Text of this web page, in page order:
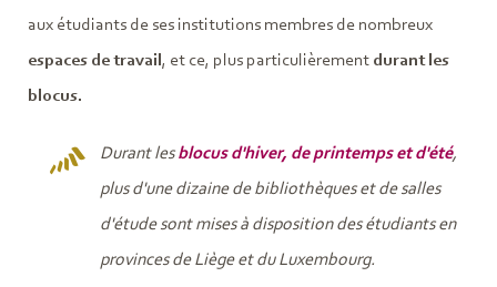
aux étudiants de ses institutions membres de nombreux
espaces de travail , et ce, plus particulièrement durant les
blocus.
Durant lesblocus d'hiver, de printemps et d'été,
plus d'une dizaine de bibliothèques et de salles
d'étude sont mises à disposition des étudiants en
provinces de Liège et du Luxembourg.